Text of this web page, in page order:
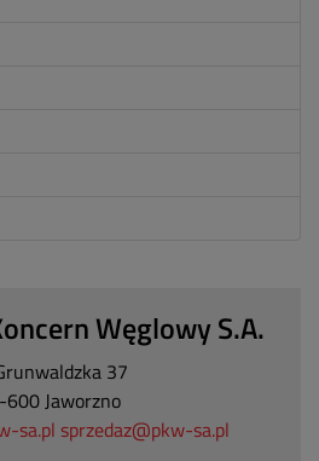
Węglowy S.A.
37
Jaworzno
sa.pl sprzedaz@pkw-sa.pl